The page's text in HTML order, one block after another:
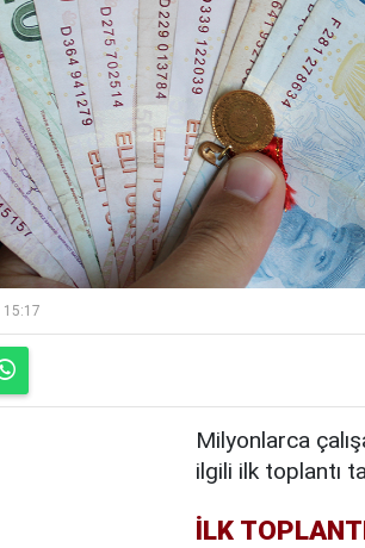
15:17
Milyonlarca
ilgili ilk toplantı
İLK